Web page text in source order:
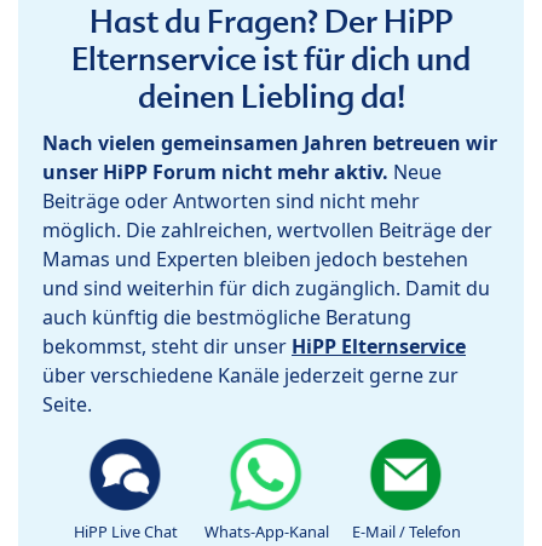
Hast du Fragen? Der HiPP
Elternservice ist für dich und
deinen Liebling da!
Nach vielen gemeinsamen Jahren betreuen wir
unser HiPP Forum nicht mehr aktiv. Neue
Beiträge oder Antworten sind nicht mehr
möglich. Die zahlreichen, wertvollen Beiträge der
Mamas und Experten bleiben jedoch bestehen
und sind weiterhin für dich zugänglich. Damit du
auch künftig die bestmögliche Beratung
bekommst, steht dir unser HiPP Elternservice
über verschiedene Kanäle jederzeit gerne zur
Seite.
HiPP Live Chat Whats-App-Kanal E-Mail / Telefon